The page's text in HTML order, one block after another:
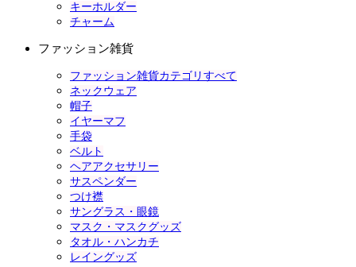
キーホルダー
チャーム
ファッション雑貨
ファッション雑貨カテゴリすべて
ネックウェア
帽子
イヤーマフ
手袋
ベルト
ヘアアクセサリー
サスペンダー
つけ襟
サングラス・眼鏡
マスク・マスクグッズ
タオル・ハンカチ
レイングッズ